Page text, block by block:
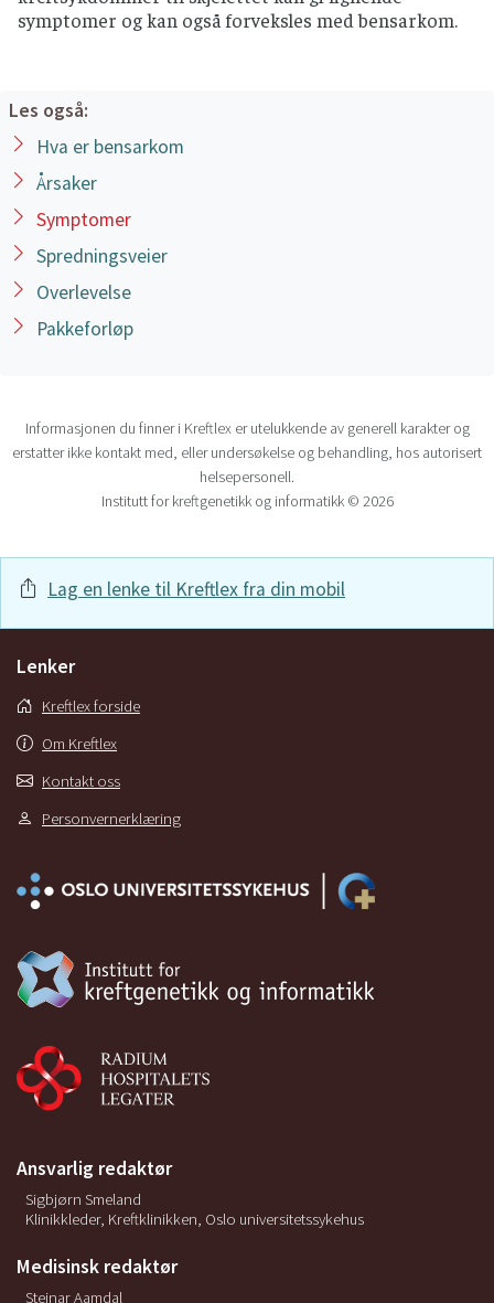
symptomer og kan også forveksles med bensarkom.
Les også:
Hva er bensarkom
Årsaker
Symptomer
Spredningsveier
Overlevelse
Pakkeforløp
Informasjonen du finner i Kreftlex er utelukkende av generell karakter og
erstatter ikke kontakt med, eller undersøkelse og behandling, hos autorisert
helsepersonell.
Institutt for kreftgenetikk og informatikk © 2026
Lag en lenke til Kreftlex fra din mobil
Lenker
Kreftlex forside
Om Kreftlex
Kontakt oss
Personvernerklæring
Ansvarlig redaktør
Sigbjørn Smeland
Klinikkleder, Kreftklinikken, Oslo universitetssykehus
Medisinsk redaktør
Steinar Aamdal